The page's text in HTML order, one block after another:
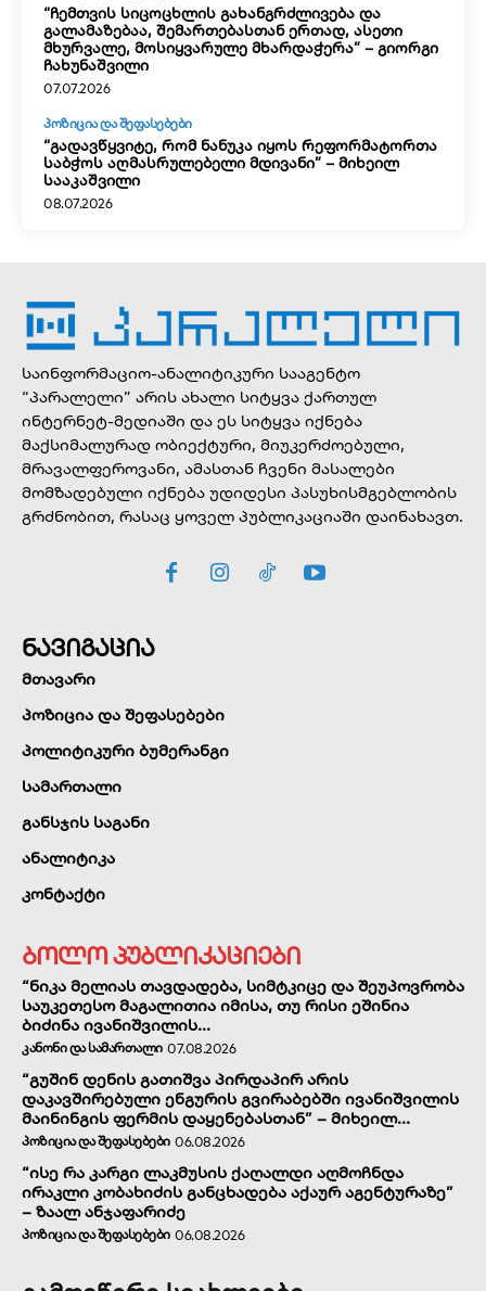
“ჩემთვის სიცოცხლის გახანგრძლივება და
გალამაზებაა, შემართებასთან ერთად, ასეთი
მხურვალე, მოსიყვარულე მხარდაჭერა” – გიორგი
ჩახუნაშვილი
07.07.2026
ᲞᲝᲖᲘᲪᲘᲐ ᲓᲐ ᲨᲔᲤᲐᲡᲔᲑᲔᲑᲘ
“გადავწყვიტე, რომ ნანუკა იყოს რეფორმატორთა
საბჭოს აღმასრულებელი მდივანი” – მიხეილ
სააკაშვილი
08.07.2026
საინფორმაციო-ანალიტიკური სააგენტო
“პარალელი” არის ახალი სიტყვა ქართულ
ინტერნეტ-მედიაში და ეს სიტყვა იქნება
მაქსიმალურად ობიექტური, მიუკერძოებული,
მრავალფეროვანი, ამასთან ჩვენი მასალები
მომზადებული იქნება უდიდესი პასუხისმგებლობის
გრძნობით, რასაც ყოველ პუბლიკაციაში დაინახავთ.
ნავიგაცია
მთავარი
პოზიცია და შეფასებები
პოლიტიკური ბუმერანგი
სამართალი
განსჯის საგანი
ანალიტიკა
კონტაქტი
ბოლო პუბლიკაციები
“ნიკა მელიას თავდადება, სიმტკიცე და შეუპოვრობა
საუკეთესო მაგალითია იმისა, თუ რისი ეშინია
ბიძინა ივანიშვილის...
ᲙᲐᲜᲝᲜᲘ ᲓᲐ ᲡᲐᲛᲐᲠᲗᲐᲚᲘ 07.08.2026
“გუშინ დენის გათიშვა პირდაპირ არის
დაკავშირებული ენგურის გვირაბებში ივანიშვილის
მაინინგის ფერმის დაყენებასთან” – მიხეილ...
ᲞᲝᲖᲘᲪᲘᲐ ᲓᲐ ᲨᲔᲤᲐᲡᲔᲑᲔᲑᲘ 06.08.2026
“ისე რა კარგი ლაკმუსის ქაღალდი აღმოჩნდა
ირაკლი კობახიძის განცხადება აქაურ აგენტურაზე”
– ზაალ ანჯაფარიძე
ᲞᲝᲖᲘᲪᲘᲐ ᲓᲐ ᲨᲔᲤᲐᲡᲔᲑᲔᲑᲘ 06.08.2026